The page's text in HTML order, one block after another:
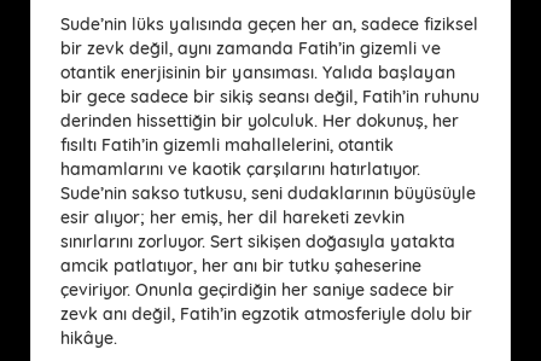
Sude’nin lüks yalısında geçen her an, sadece fiziksel
bir zevk değil, aynı zamanda Fatih’in gizemli ve
otantik enerjisinin bir yansıması. Yalıda başlayan
bir gece sadece bir sikiş seansı değil, Fatih’in ruhunu
derinden hissettiğin bir yolculuk. Her dokunuş, her
fısıltı Fatih’in gizemli mahallelerini, otantik
hamamlarını ve kaotik çarşılarını hatırlatıyor.
Sude’nin sakso tutkusu, seni dudaklarının büyüsüyle
esir alıyor; her emiş, her dil hareketi zevkin
sınırlarını zorluyor. Sert sikişen doğasıyla yatakta
amcik patlatıyor, her anı bir tutku şaheserine
çeviriyor. Onunla geçirdiğin her saniye sadece bir
zevk anı değil, Fatih’in egzotik atmosferiyle dolu bir
hikâye.